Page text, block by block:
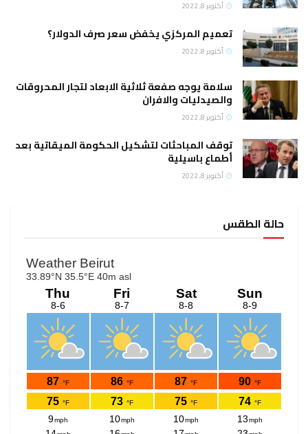
أكتوبر 8, 2022
تعميم المركزي يخفض سعر صرف الدولار؟
أكتوبر 8, 2022
سلامة يوجه صفعة ثلاثية الابعاد لتجار المحروقات
والصيدليات والافران
أكتوبر 8, 2022
توقف المباحثات لتشكيل الحكومة الميقاتية بعد
أطماع باسيلية
أكتوبر 8, 2022
حالة الطقس